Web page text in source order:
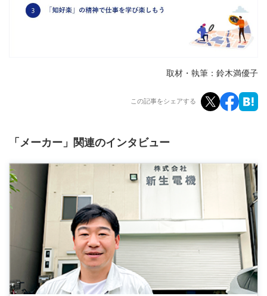
取材・執筆：鈴木満優子
この記事をシェアする
「メーカー」関連のインタビュー